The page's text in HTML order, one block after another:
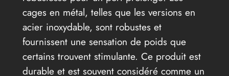
cages en métal, telles que les versions en
acier inoxydable, sont robustes et
fournissent une sensation de poids que
certains trouvent stimulante. Ce produit est
durable et est souvent considéré comme un